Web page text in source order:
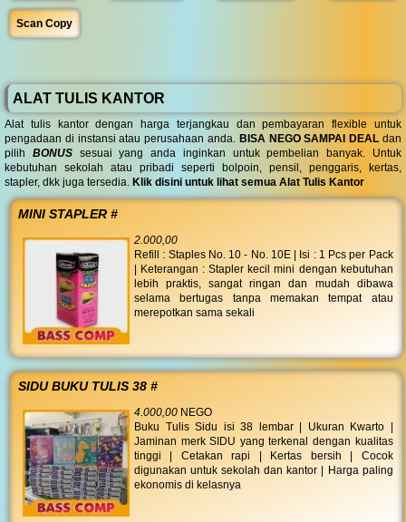
Scan Copy
ALAT TULIS KANTOR
Alat tulis kantor dengan harga terjangkau dan pembayaran flexible untuk
pengadaan di instansi atau perusahaan anda. BISA NEGO SAMPAI DEAL dan
pilih BONUSsesuai yang anda inginkan untuk pembelian banyak. Untuk
kebutuhan sekolah atau pribadi seperti bolpoin, pensil, penggaris, kertas,
stapler, dkk juga tersedia. Klik disini untuk lihat semua Alat Tulis Kantor
MINI STAPLER #
2.000,00
Refill : Staples No. 10 - No. 10E | Isi : 1 Pcs per Pack
| Keterangan : Stapler kecil mini dengan kebutuhan
lebih praktis, sangat ringan dan mudah dibawa
selama bertugas tanpa memakan tempat atau
merepotkan sama sekali
SIDU BUKU TULIS 38 #
4.000,00 NEGO
Buku Tulis Sidu isi 38 lembar | Ukuran Kwarto |
Jaminan merk SIDU yang terkenal dengan kualitas
tinggi | Cetakan rapi | Kertas bersih | Cocok
digunakan untuk sekolah dan kantor | Harga paling
ekonomis di kelasnya